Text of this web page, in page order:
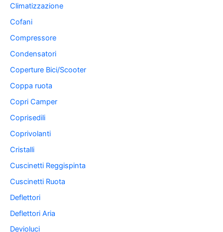
Climatizzazione
Cofani
Compressore
Condensatori
Coperture Bici/Scooter
Coppa ruota
Copri Camper
Coprisedili
Coprivolanti
Cristalli
Cuscinetti Reggispinta
Cuscinetti Ruota
Deflettori
Deflettori Aria
Devioluci